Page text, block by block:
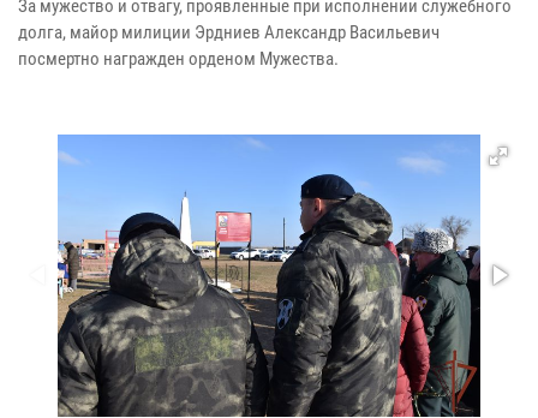
За мужество и отвагу, проявленные при исполнении служебного
долга, майор милиции Эрдниев Александр Васильевич
посмертно награжден орденом Мужества.